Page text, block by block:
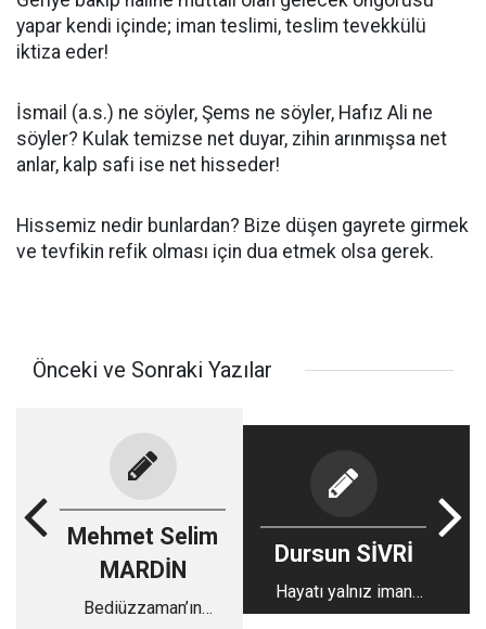
yapar kendi içinde; iman teslimi, teslim tevekkülü
iktiza eder!
İsmail (a.s.) ne söyler, Şems ne söyler, Hafız Ali ne
söyler? Kulak temizse net duyar, zihin arınmışsa net
anlar, kalp safi ise net hisseder!
Hissemiz nedir bunlardan? Bize düşen gayrete girmek
ve tevfikin refik olması için dua etmek olsa gerek.
Önceki ve Sonraki Yazılar
Mehmet Selim
MARDİN
Bediüzzaman’ın
Dursun SİVRİ
Hayatı yalnız iman
hizmeti olan Hatice